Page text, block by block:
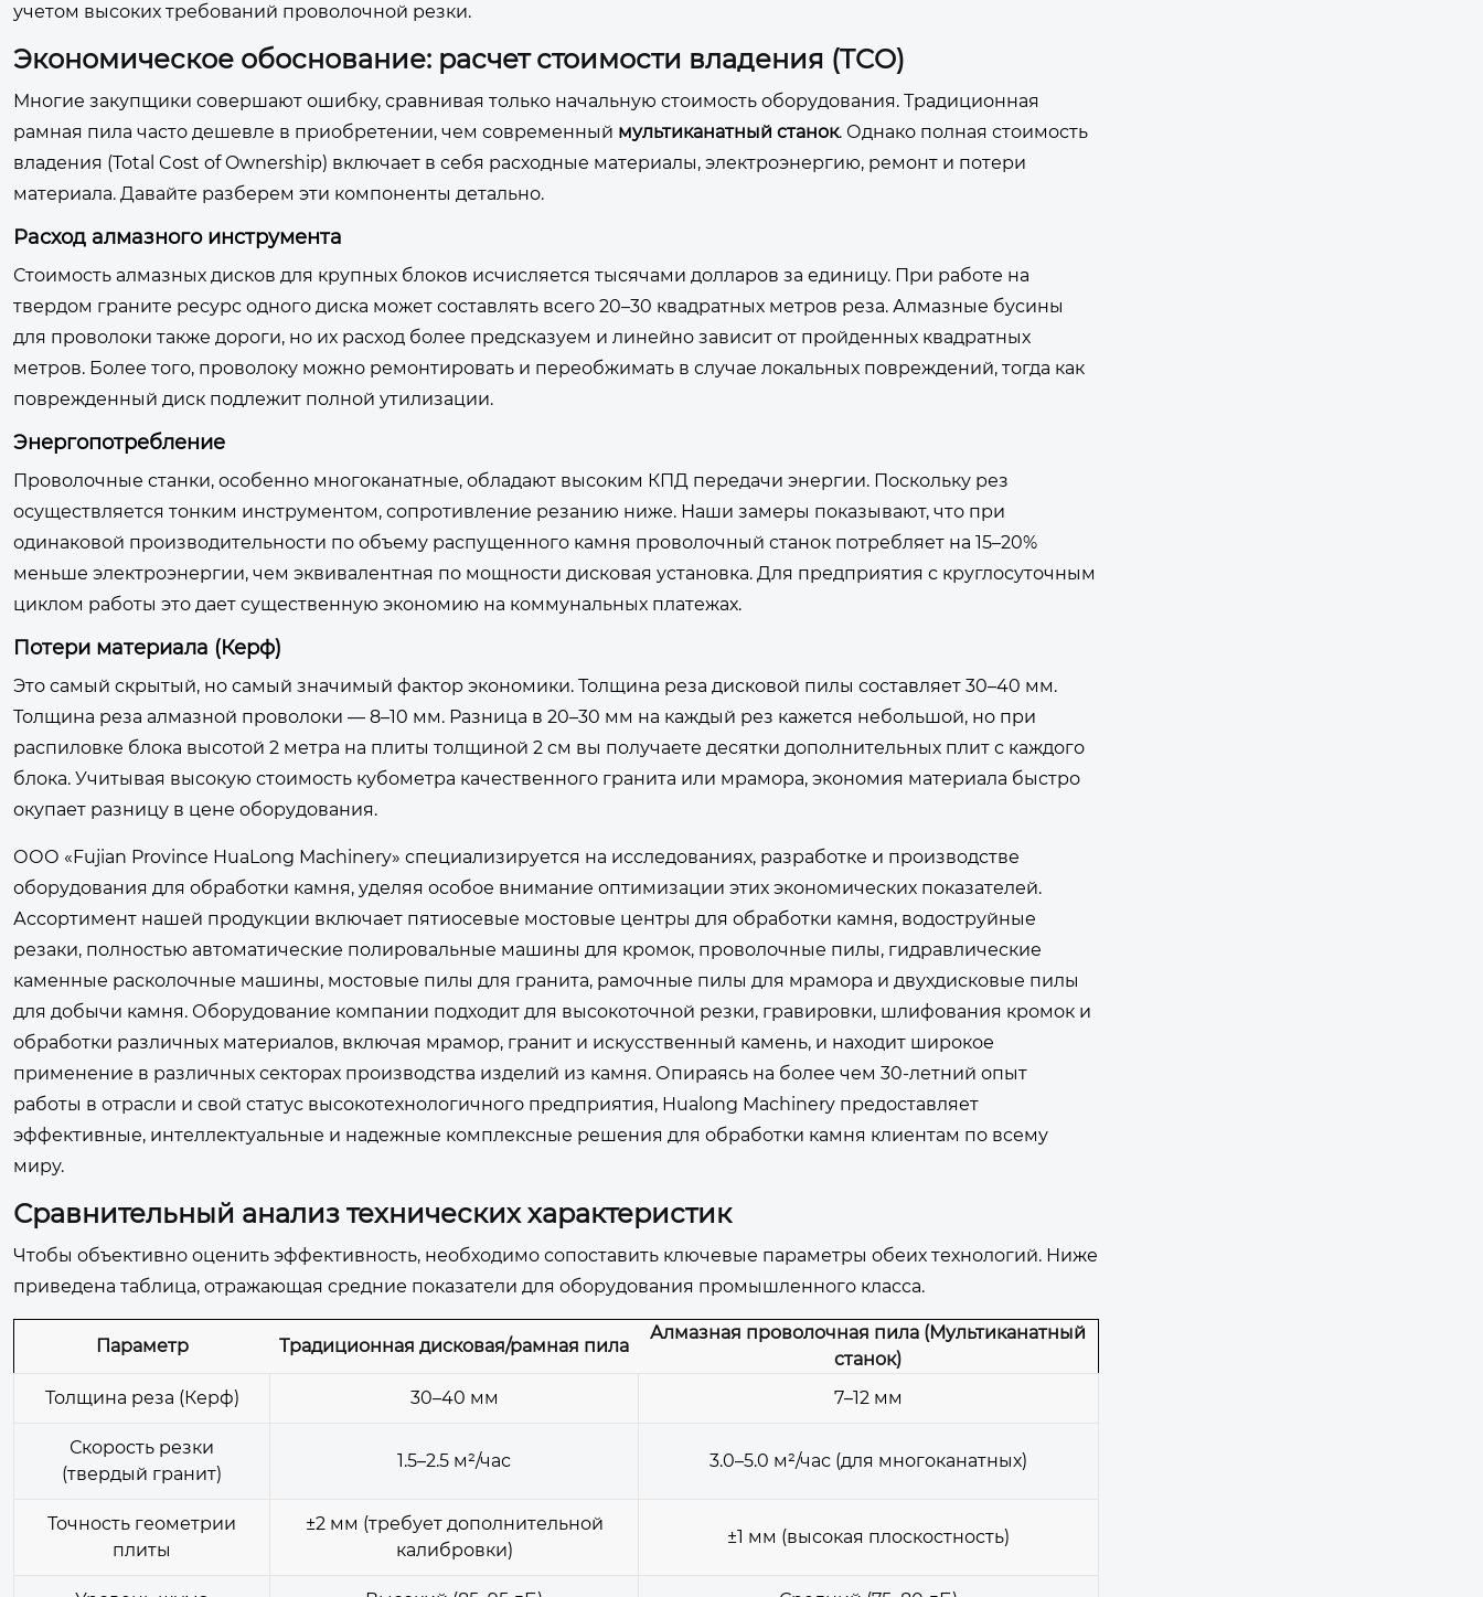
учетом высоких требований проволочной резки.
Экономическое обоснование: расчет стоимости владения (TCO)
Многие закупщики совершают ошибку, сравнивая только начальную стоимость оборудования. Традиционная
рамная пила часто дешевле в приобретении, чем современный мультиканатный станок. Однако полная стоимость
владения (Total Cost of Ownership) включает в себя расходные материалы, электроэнергию, ремонт и потери
материала. Давайте разберем эти компоненты детально.
Расход алмазного инструмента
Стоимость алмазных дисков для крупных блоков исчисляется тысячами долларов за единицу. При работе на
твердом граните ресурс одного диска может составлять всего 20–30 квадратных метров реза. Алмазные бусины
для проволоки также дороги, но их расход более предсказуем и линейно зависит от пройденных квадратных
метров. Более того, проволоку можно ремонтировать и переобжимать в случае локальных повреждений, тогда как
поврежденный диск подлежит полной утилизации.
Энергопотребление
Проволочные станки, особенно многоканатные, обладают высоким КПД передачи энергии. Поскольку рез
осуществляется тонким инструментом, сопротивление резанию ниже. Наши замеры показывают, что при
одинаковой производительности по объему распущенного камня проволочный станок потребляет на 15–20%
меньше электроэнергии, чем эквивалентная по мощности дисковая установка. Для предприятия с круглосуточным
циклом работы это дает существенную экономию на коммунальных платежах.
Потери материала (Керф)
Это самый скрытый, но самый значимый фактор экономики. Толщина реза дисковой пилы составляет 30–40 мм.
Толщина реза алмазной проволоки — 8–10 мм. Разница в 20–30 мм на каждый рез кажется небольшой, но при
распиловке блока высотой 2 метра на плиты толщиной 2 см вы получаете десятки дополнительных плит с каждого
блока. Учитывая высокую стоимость кубометра качественного гранита или мрамора, экономия материала быстро
окупает разницу в цене оборудования.
ООО «Fujian Province HuaLong Machinery» специализируется на исследованиях, разработке и производстве
оборудования для обработки камня, уделяя особое внимание оптимизации этих экономических показателей.
Ассортимент нашей продукции включает пятиосевые мостовые центры для обработки камня, водоструйные
резаки, полностью автоматические полировальные машины для кромок, проволочные пилы, гидравлические
каменные расколочные машины, мостовые пилы для гранита, рамочные пилы для мрамора и двухдисковые пилы
для добычи камня. Оборудование компании подходит для высокоточной резки, гравировки, шлифования кромок и
обработки различных материалов, включая мрамор, гранит и искусственный камень, и находит широкое
применение в различных секторах производства изделий из камня. Опираясь на более чем 30-летний опыт
работы в отрасли и свой статус высокотехнологичного предприятия, Hualong Machinery предоставляет
эффективные, интеллектуальные и надежные комплексные решения для обработки камня клиентам по всему
миру.
Сравнительный анализ технических характеристик
Чтобы объективно оценить эффективность, необходимо сопоставить ключевые параметры обеих технологий. Ниже
приведена таблица, отражающая средние показатели для оборудования промышленного класса.
Параметр Традиционная дисковая/рамная пила
Алмазная проволочная пила (Мультиканатный
станок)
Толщина реза (Керф)
30–40 мм 7–12 мм
Скорость резки
(твердый гранит)
1.5–2.5 м²/час 3.0–5.0 м²/час (для многоканатных)
Точность геометрии
плиты
±2 мм (требует дополнительной
калибровки)
±1 мм (высокая плоскостность)